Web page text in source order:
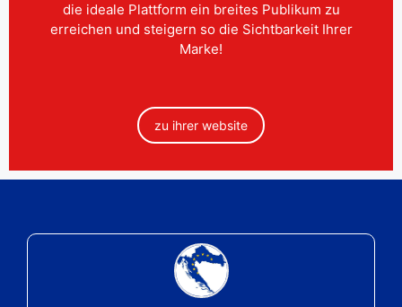
die ideale Plattform ein breites Publikum zu
erreichen und steigern so die Sichtbarkeit Ihrer
Marke!
zu ihrer website